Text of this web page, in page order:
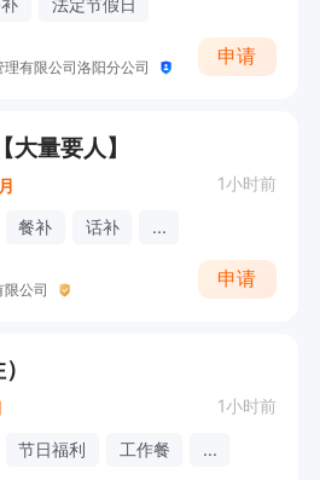
法定节假日
有限公司洛阳分公司
申请
量要人】
1小时前
餐补 话补 ...
公司
申请
1小时前
节日福利 工作餐 ...